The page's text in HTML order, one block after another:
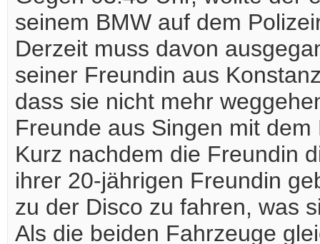
seinem BMW auf dem
Derzeit muss davon
seiner Freundin aus
dass sie nicht mehr
Freunde aus Singen mit
Kurz nachdem die Freundin
ihrer 20-jährigen Freundin
zu der Disco zu fahren, was
Als die beiden Fahrzeuge